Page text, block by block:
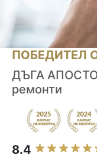
ПОБЕДИТЕЛ
ДЪГА
ремонти
8.4